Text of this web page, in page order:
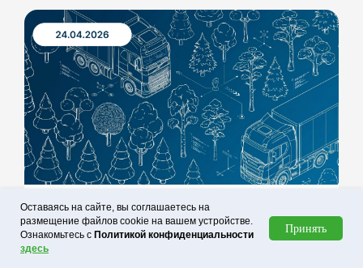
ESG-трансформация транспортной отрасли:
как технологии меняют российский бизнес
Оставаясь на сайте, вы соглашаетесь на
размещение файлов cookie на вашем устройстве.
Ознакомьтесь с Политикой конфиденциальности
здесь
Принять